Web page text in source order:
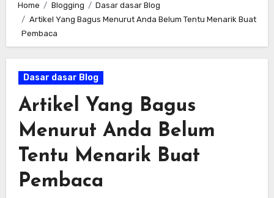
Home Blogging
Dasar dasar Blog
Artikel Yang Bagus Menurut Anda Belum Tentu Menarik Buat
Pembaca
Dasar dasar Blog
Artikel Yang Bagus
Menurut Anda Belum
Tentu Menarik Buat
Pembaca